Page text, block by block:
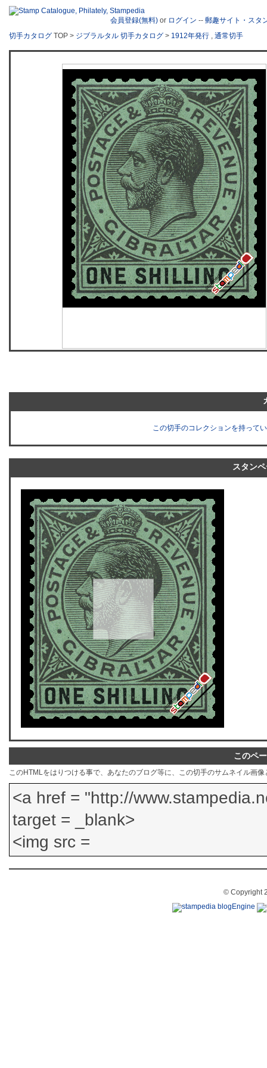
会員登録(無料) or ログイン -- 郵趣サイト・スタ
切手カタログ TOP > ジブラルタル 切手カタログ > 1912年発行 , 通常切手
この切手のコレクションを持って
スタン
このペ
このHTMLをはりつける事で、あなたのブログ等に、この切手のサムネイル画
© Copyright